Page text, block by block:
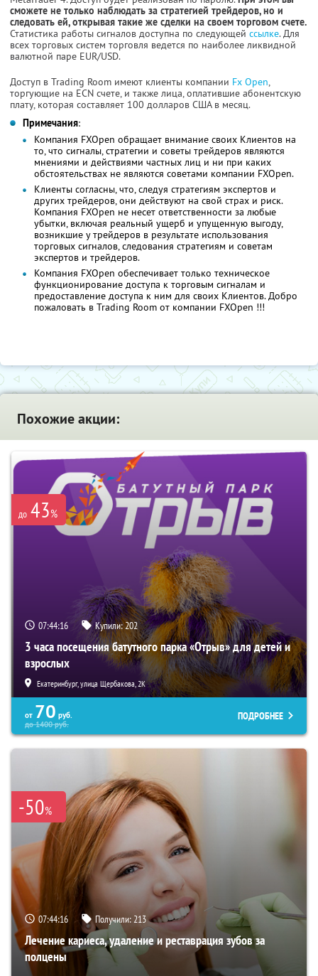
сможете не только наблюдать за стратегией трейдеров, но и
следовать ей, открывая такие же сделки на своем торговом счете.
Статистика работы сигналов доступна по следующей ссылке. Для
всех торговых систем торговля ведется по наиболее ликвидной
валютной паре EUR/USD.
Доступ в Trading Room имеют клиенты компании Fx Open,
торгующие на ECN счете, и также лица, оплатившие абонентскую
плату, которая составляет 100 долларов США в месяц.
Примечания:
Компания FXOpen обращает внимание своих Клиентов на
то, что сигналы, стратегии и советы трейдеров являются
мнениями и действиями частных лиц и ни при каких
обстоятельствах не являются советами компании FXOpen.
Клиенты согласны, что, следуя стратегиям экспертов и
других трейдеров, они действуют на свой страх и риск.
Компания FXOpen не несет ответственности за любые
убытки, включая реальный ущерб и упущенную выгоду,
возникшие у трейдеров в результате использования
торговых сигналов, следования стратегиям и советам
экспертов и трейдеров.
Компания FXOpen обеспечивает только техническое
функционирование доступа к торговым сигналам и
предоставление доступа к ним для своих Клиентов. Добро
пожаловать в Trading Room от компании FXOpen !!!
Похожие акции:
до 43%
07:44:15 Купили:202
3 часа посещения батутного парка «Отрыв» для детей и
взрослых
Екатеринбург, улица Щербакова, 2К
от 70 руб.
до1400руб.
ПОДРОБНЕЕ
-50%
07:44:15 Получили:213
Лечение кариеса, удаление и реставрация зубов за
полцены